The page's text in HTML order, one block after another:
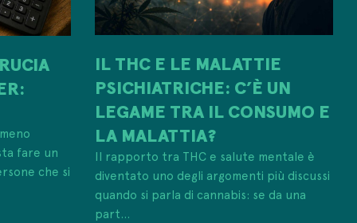
fare un
che si
IL THC E LE MALATTIE
PSICHIATRICHE: C’È UN
LEGAME TRA IL CONSUMO E
LA MALATTIA?
Il rapporto tra THC e salute mentale è
diventato uno degli argomenti più discussi
quando si parla di cannabis: se da una
part...